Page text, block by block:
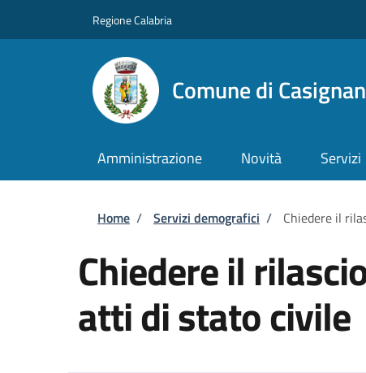
Regione Calabria
Comune di
Amministrazione Novità Servizi
Briciole di pane
Home / Servizi demografici / Chiedere il
Chiedere il
atti di stato civile